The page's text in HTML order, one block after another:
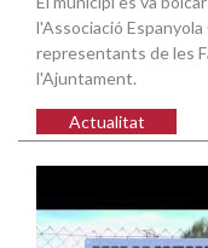
l'Associació
representants de les
l'Ajuntament.
Actualitat